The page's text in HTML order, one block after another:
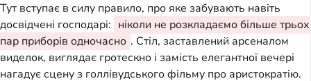
Тут вступає в силу правило, про яке забувають навіть
досвідчені господарі: ніколи не розкладаємо більше трьох
пар приборів одночасно . Стіл, заставлений арсеналом
виделок, виглядає гротескно і замість елегантної вечері
нагадує сцену з голлівудського фільму про аристократію.